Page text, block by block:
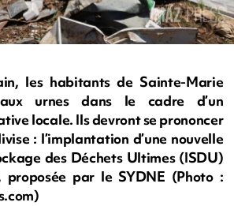
les habitants de Sainte-Marie
urnes dans le cadre d’un
locale. Ils devront se prononcer
: l’implantation d’une nouvelle
des Déchets Ultimes (ISDU)
par le SYDNE (Photo :